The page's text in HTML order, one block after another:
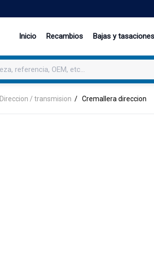
Inicio Recambios Bajas y tasaciones
Direccion / transmision Cremallera direccion